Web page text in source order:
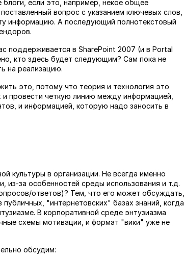
если это, например, некое общее
вопрос с указанием ключевых слов,
информацию. А последующий полнотекстовый
поддерживается в SharePoint 2007 (и в Portal
кто здесь будет следующим? Сам пока не
на реализацию.
это, потому что теория и технология это
провести четкую линию между информацией,
и информацией, которую надо заносить в
культуры в организации. Не всегда именно
из-за особенностей среды использования и т.д.
ответов)? Тем, что его может обсуждать,
"интернетовских" базах знаний, когда
В корпоративной среде энтузиазма
схемы мотивации, и формат "вики" уже не
обсудим: